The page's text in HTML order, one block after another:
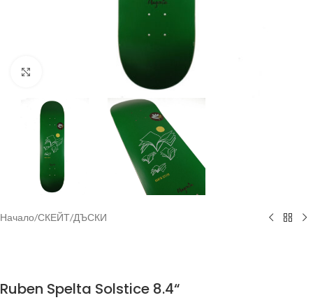
Начало/СКЕЙТ/ДЪСКИ
Ruben Spelta Solstice 8.4“